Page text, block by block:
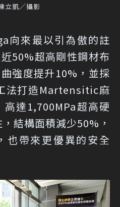
立凱／攝影
向來最以引為傲的註
50%超高剛性鋼材布
強度提升10%，並採
法打造Martensitic麻
達1,700MPa超高硬
結構面積減少50%，
也帶來更優異的安全